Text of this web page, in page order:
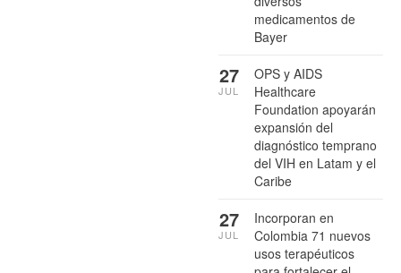
medicamentos de
Bayer
OPS y AIDS
Healthcare
Foundation apoyarán
expansión del
diagnóstico temprano
del VIH en Latam y el
Caribe
27
JUL
Incorporan en
Colombia 71 nuevos
usos terapéuticos
27
JUL